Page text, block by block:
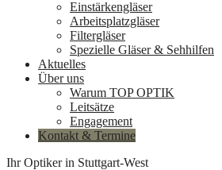
Einstärkengläser
Arbeitsplatzgläser
Filtergläser
Spezielle Gläser & Sehhilfen
Aktuelles
Über uns
Warum TOP OPTIK
Leitsätze
Engagement
Kontakt & Termine
Ihr Optiker in Stuttgart-West